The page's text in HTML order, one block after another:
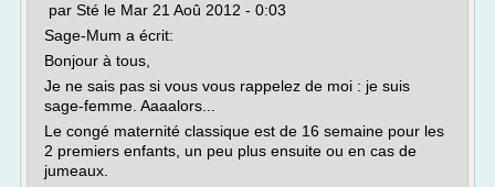
par Sté le Mar 21 Aoû 2012 - 0:03
Sage-Mum a écrit:
Bonjour à tous,
Je ne sais pas si vous vous rappelez de moi : je suis
sage-femme. Aaaalors...
Le congé maternité classique est de 16 semaine pour les
2 premiers enfants, un peu plus ensuite ou en cas de
jumeaux.